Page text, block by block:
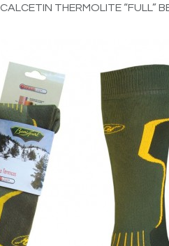
CALCETIN THERMOLITE “FULL”